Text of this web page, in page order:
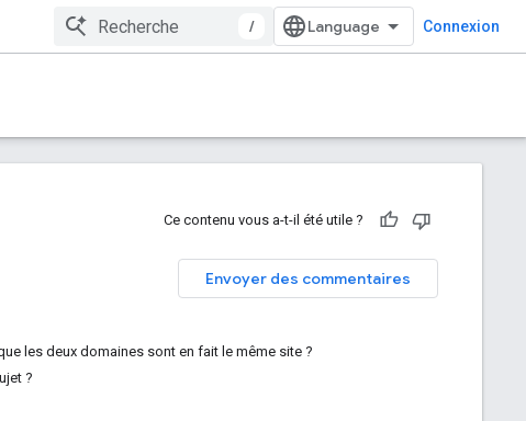
/ Connexion
Ce contenu vous a-t-il été utile ?
Envoyer des commentaires
les deux domaines sont en fait le même site ?
?